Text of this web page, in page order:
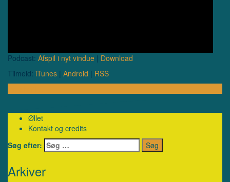
Podcast: Afspil i nyt vindue | Download
Tilmeld: iTunes | Android | RSS
Øllet
Kontakt og credits
Søg efter:
Arkiver